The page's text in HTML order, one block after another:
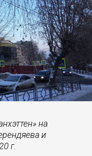
на
и
г.